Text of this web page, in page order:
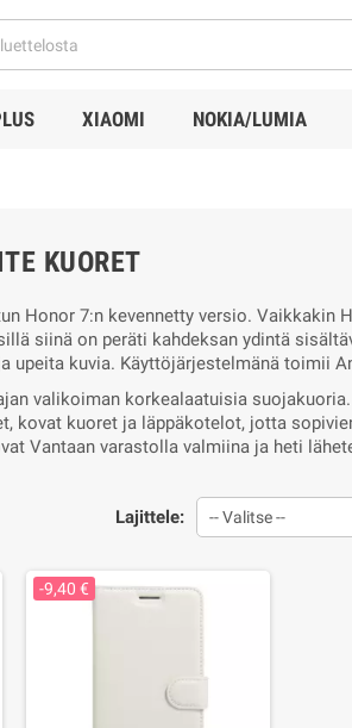
XIAOMI NOKIA/LUMIA
KUORET
Honor 7:n kevennetty versio. Vaikkakin
siinä on peräti kahdeksan ydintä
upeita kuvia. Käyttöjärjestelmänä toimii
valikoiman korkealaatuisia
kovat kuoret ja läppäkotelot, jotta
Vantaan varastolla valmiina ja heti
Lajittele: -- Valitse --
-9,40 €